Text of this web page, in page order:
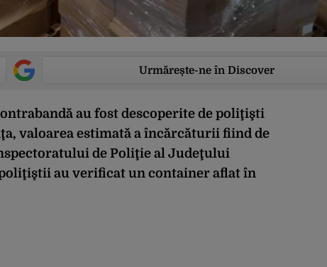
Urmărește-ne în Discover
au fost descoperite de poliţişti
valoarea estimată a încărcăturii fiind de
de Poliţie al Judeţului
au verificat un container aflat în